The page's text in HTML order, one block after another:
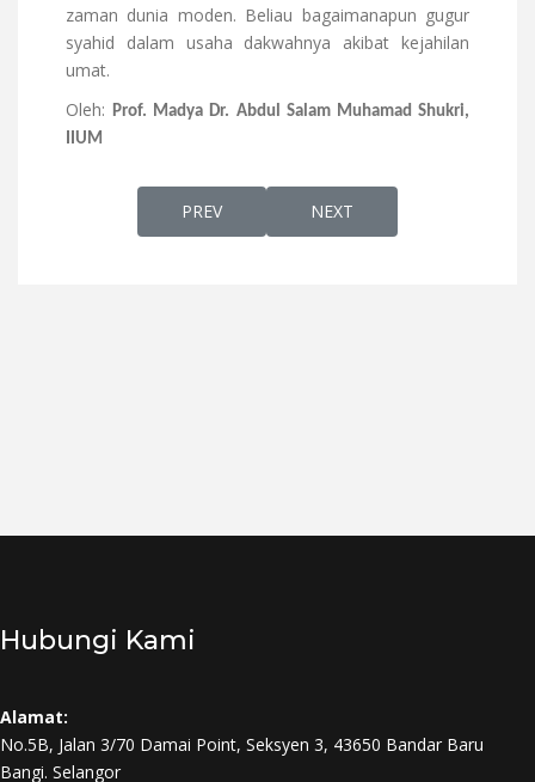
zaman dunia moden. Beliau bagaimanapun gugur
syahid dalam usaha dakwahnya akibat kejahilan
umat.
Oleh: Prof. Madya Dr. Abdul Salam Muhamad Shukri,
IIUM
PREVIOUS ARTICLE: RAHMATAN LIL
PREV NEXT ARTICLE: BEZA
NEXT
Hubungi Kami
Alamat:
No.5B, Jalan 3/70 Damai Point, Seksyen 3, 43650 Bandar Baru
Bangi. Selangor